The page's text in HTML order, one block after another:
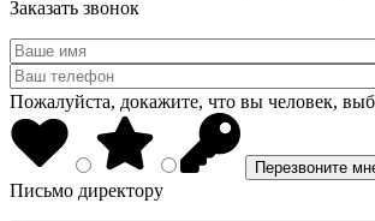
Заказать звонок
Пожалуйста, докажите, что вы человек,
Письмо директору